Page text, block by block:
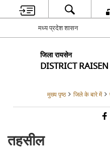
मध्य प्रदेश शासन
जिला रायसेन
DISTRICT RAISEN
मुख्य पृष्ठ जिले के बारे में
तहसील